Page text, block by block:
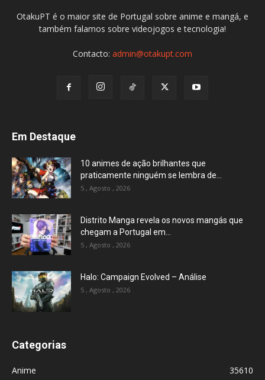
OtakuPT é o maior site de Portugal sobre anime e mangá, e
também falamos sobre videojogos e tecnologia!
Contacto: admin@otakupt.com
Em Destaque
10 animes de ação brilhantes que
praticamente ninguém se lembra de...
5 , Agosto , 2026
Distrito Manga revela os novos mangás que
chegam a Portugal em...
5 , Agosto , 2026
Halo: Campaign Evolved – Análise
5 , Agosto , 2026
Categorias
Anime 35610